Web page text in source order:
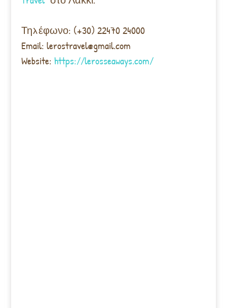
Τηλέφωνο: (+30) 22470 24000
Email: lerostravel@gmail.com
Website: https://lerosseaways.com/